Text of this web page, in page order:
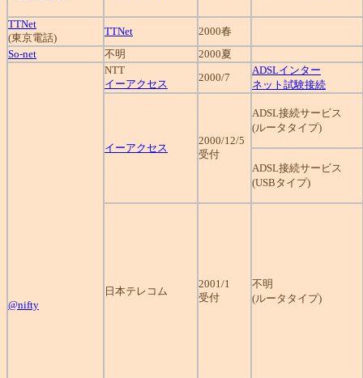
TTNet
(東京電話)
TTNet
2000春
So-net
不明 2000夏
@nifty
NTT
イーアクセス
2000/7
ADSLインター
ネット試験接続
イーアクセス
2000/12/5
受付
ADSL接続サービス
(ルータタイプ)
ADSL接続サービス
(USBタイプ)
日本テレコム
2001/1
受付
不明
(ルータタイプ)